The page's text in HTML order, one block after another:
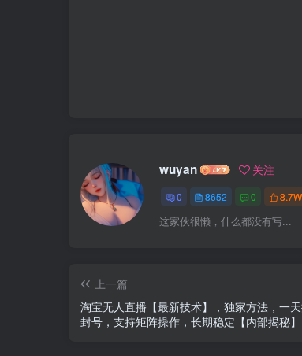
wuyan 关注
0 8652 0
这家伙很懒，什么都没有写...
上一篇
淘宝无人直播【最新技术】，独家方法，一
封号，支持矩阵操作，长期稳定【内部揭秘】